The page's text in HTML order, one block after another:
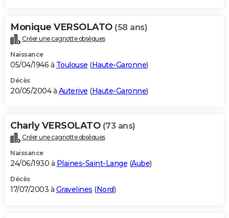
Monique VERSOLATO (58 ans)
Créer une cagnotte obsèques
Naissance
05/04/1946 à Toulouse (Haute-Garonne)
Décès
20/05/2004 à Auterive (Haute-Garonne)
Charly VERSOLATO (73 ans)
Créer une cagnotte obsèques
Naissance
24/06/1930 à Plaines-Saint-Lange (Aube)
Décès
17/07/2003 à Gravelines (Nord)